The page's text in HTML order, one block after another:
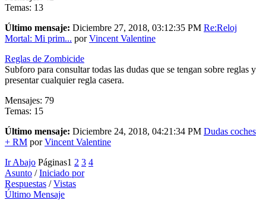
Temas: 13
Último mensaje: Diciembre 27, 2018, 03:12:35 PM Re:Reloj
Mortal: Mi prim... porVincent Valentine
Reglas de Zombicide
Subforo para consultar todas las dudas que se tengan sobre reglas y
presentar cualquier regla casera.
Mensajes: 79
Temas: 15
Último mensaje: Diciembre 24, 2018, 04:21:34 PM Dudas coches
+ RM porVincent Valentine
Ir Abajo Páginas1 2 3 4
Asunto /Iniciado por
Respuestas /Vistas
Último Mensaje